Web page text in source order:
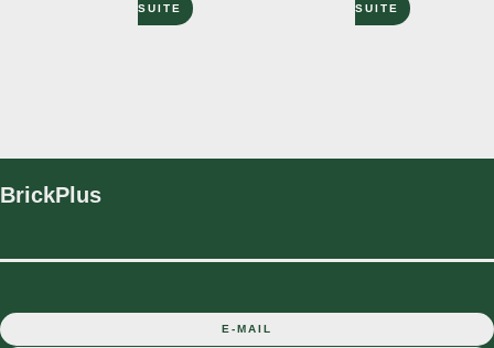
SUITE SUITE
BrickPlus
E-MAIL